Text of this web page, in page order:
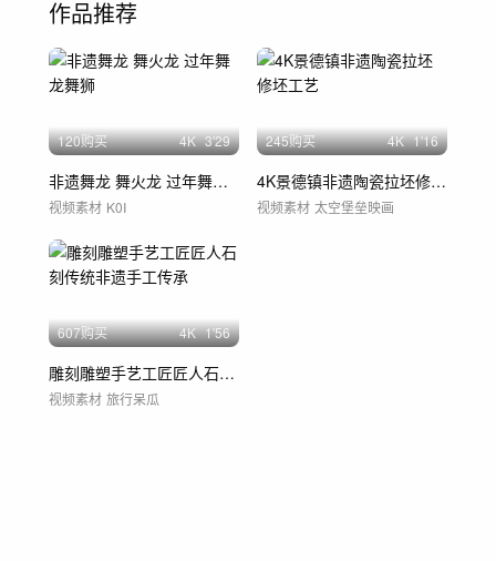
作品推荐
120购买 4K 3'29
非遗舞龙 舞火龙 过年舞龙舞狮
视频素材 K0I
245购买 4K 1'16
4K景德镇非遗陶瓷拉坯修坯工艺
视频素材 太空堡垒映画
607购买 4K 1'56
雕刻雕塑手艺工匠匠人石刻传统非遗手工传承
视频素材 旅行呆瓜